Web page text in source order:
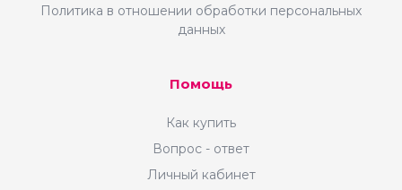
Политика в отношении обработки персональных
данных
Помощь
Как купить
Вопрос - ответ
Личный кабинет